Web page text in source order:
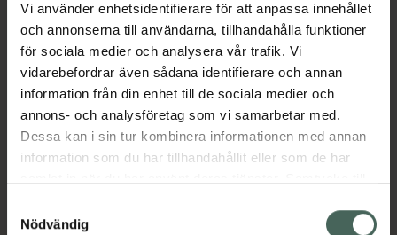
Vi använder enhetsidentifierare för att anpassa innehållet
och annonserna till användarna, tillhandahålla funktioner
för sociala medier och analysera vår trafik. Vi
vidarebefordrar även sådana identifierare och annan
information från din enhet till de sociala medier och
annons- och analysföretag som vi samarbetar med.
Dessa kan i sin tur kombinera informationen med annan
information som du har tillhandahållit eller som de har
återkalla ditt samtycke via webbplatsens
Nödvändig